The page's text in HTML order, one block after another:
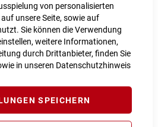
von personalisierten
unsere Seite, sowie auf
Sie können die Verwendung
weitere Informationen,
durch Drittanbieter, finden Sie
in unseren Datenschutzhinweis
SPEICHERN